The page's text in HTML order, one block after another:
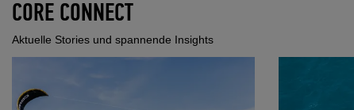
CORE CONNECT
Aktuelle Stories und spannende Insights